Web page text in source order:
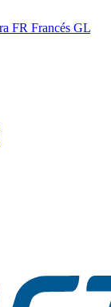
FR Francés GL